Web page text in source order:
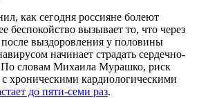
как сегодня россияне болеют
беспокойство вызывает то, что через
после выздоровления у половины
начинает страдать сердечно-
По словам Михаила Мурашко, риск
хроническими кардиологическими
до пяти-семи раз.